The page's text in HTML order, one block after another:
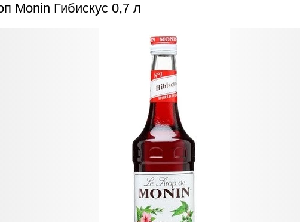
Monin Гибискус 0,7 л